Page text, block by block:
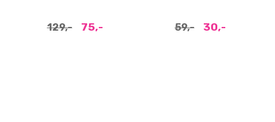
129,- 75,- 59,- 30,-